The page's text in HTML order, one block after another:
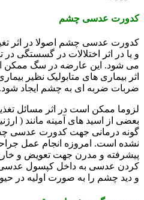
کدورت عدسی چشم
کدورت عدسی چشم اصولا در اثر
و یا در اثر اختلالات در گسستگی
می شود. این عارضه در سگ ممکن
اثر بیماری های متابولیک نظیر
ضربات ضربه ای به چشم ایجاد شود.
لزوما ممکن است در اثر مسائل
بعضی از اسید های آمینه مانند (
گونه درمانی جهت کدورت عدسی
نشده است. امروزه انجام عمل
پیشرفته و مدرن جهت تعویض و
کردن عدسی به داخل کپسول عدسی
و دید چشم را به صورت اولیه در